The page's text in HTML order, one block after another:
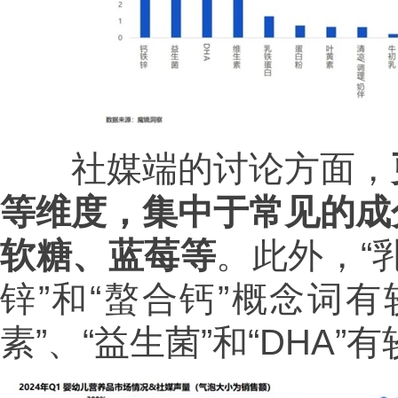
社媒端的讨论方面，
等维度，集中于常见的
软糖、蓝莓等。此外，“
锌”和“螯合钙”概念词
素”、“益生菌”和“DHA”